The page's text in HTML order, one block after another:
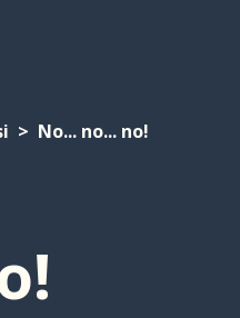
No... no... no!